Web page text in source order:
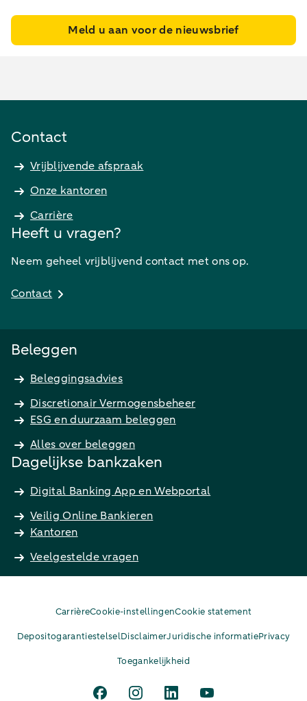
Meld u aan voor de nieuwsbrief
Contact
Vrijblijvende afspraak
Onze kantoren
Carrière
Heeft u vragen?
Neem geheel vrijblijvend contact met ons op.
Contact
Beleggen
Beleggingsadvies
Discretionair Vermogensbeheer
ESG en duurzaam beleggen
Alles over beleggen
Dagelijkse bankzaken
Digital Banking App en Webportal
Veilig Online Bankieren
Kantoren
Veelgestelde vragen
CarrièreCookie-instellingenCookie statement
DepositogarantiestelselDisclaimerJuridische informatiePrivacy
Toegankelijkheid